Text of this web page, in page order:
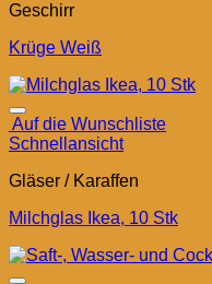
Geschirr
Krüge Weiß
Auf die Wunschliste
Schnellansicht
Gläser / Karaffen
Milchglas Ikea, 10 Stk